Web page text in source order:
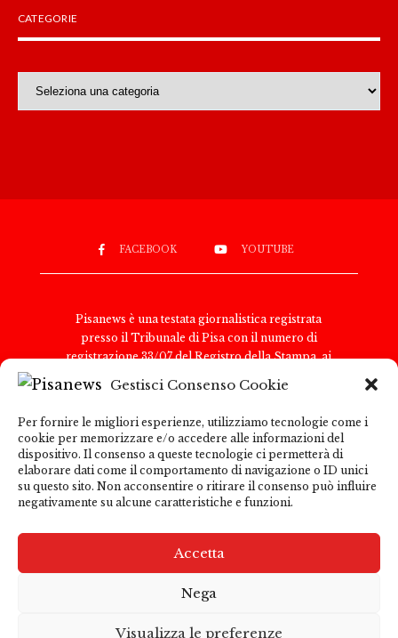
Gestisci Consenso Cookie
Per fornire le migliori esperienze, utilizziamo tecnologie come i
cookie per memorizzare e/o accedere alle informazioni del
dispositivo. Il consenso a queste tecnologie ci permetterà di
elaborare dati come il comportamento di navigazione o ID unici
su questo sito. Non acconsentire o ritirare il consenso può influire
negativamente su alcune caratteristiche e funzioni.
Accetta
Nega
Visualizza le preferenze
CATEGORIE
Categorie
FACEBOOK YOUTUBE
Pisanews è una testata giornalistica registrata
presso il Tribunale di Pisa con il numero di
registrazione 33/07 del Registro della Stampa, ai
responsabile è Antonio Tognoli.
con sede legale in Via del Nazareno 6, 00187 Roma.
Partita IVA e Codice Fiscale: 15271091009
Per comunicazioni con la redazione:
redazione@pisanews.net Per comunicazioni
pubblicitarie: marketing@tgitalinternational.it
responsabilità per i contenuti di siti esterni
è invitato a consultare le informative sulla